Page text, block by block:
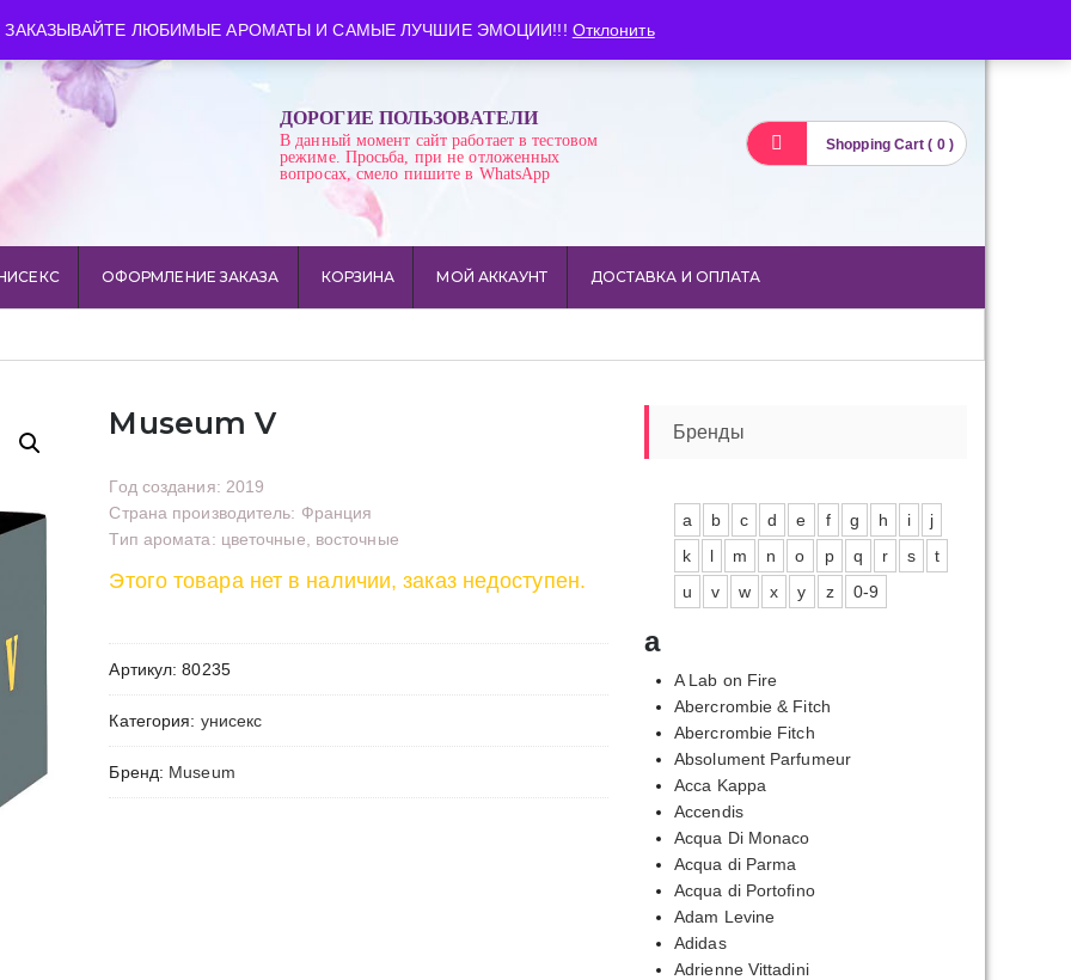
ЗАКАЗЫВАЙТЕ ЛЮБИМЫЕ АРОМАТЫ И САМЫЕ ЛУЧШИЕ ЭМОЦИИ!!! Отклонить
Время работы: пн-сб 10:00-21:00
ДОРОГИЕ ПОЛЬЗОВАТЕЛИ
В данный момент сайт работает в тестовом
режиме. Просьба, при не отложенных
вопросах, смело пишите в WhatsApp
Shopping Cart ( 0 )
ОФОРМЛЕНИЕ ЗАКАЗА КОРЗИНА МОЙ АККАУНТ ДОСТАВКА И ОПЛАТА
Museum V
Год создания: 2019
Страна производитель: Франция
Тип аромата: цветочные, восточные
Этого товара нет в наличии, заказ недоступен.
Артикул:80235
Категория: унисекс
Бренд: Museum
Бренды
a b c d e f g h i
j
k
l m n o p q r s
t
u
v w x y z 0-9
a
A Lab on Fire
Abercrombie & Fitch
Abercrombie Fitch
Absolument Parfumeur
Acca Kappa
Accendis
Acqua Di Monaco
Acqua di Parma
Acqua di Portofino
Adam Levine
Adidas
Adrienne Vittadini